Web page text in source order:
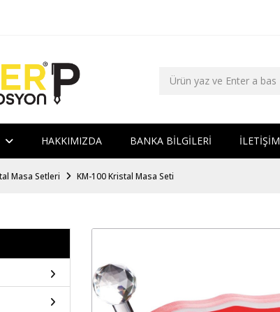
HAKKIMIZDA BANKA BİLGİLERİ İLETİŞİM
Masa Setleri KM-100 Kristal Masa Seti